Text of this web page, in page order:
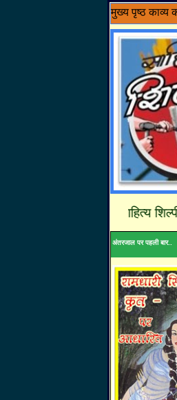
मुख्य पृष्ठ काव्य
........साहित्य शिल्पी एक
अंतरजाल पर पहली बार..